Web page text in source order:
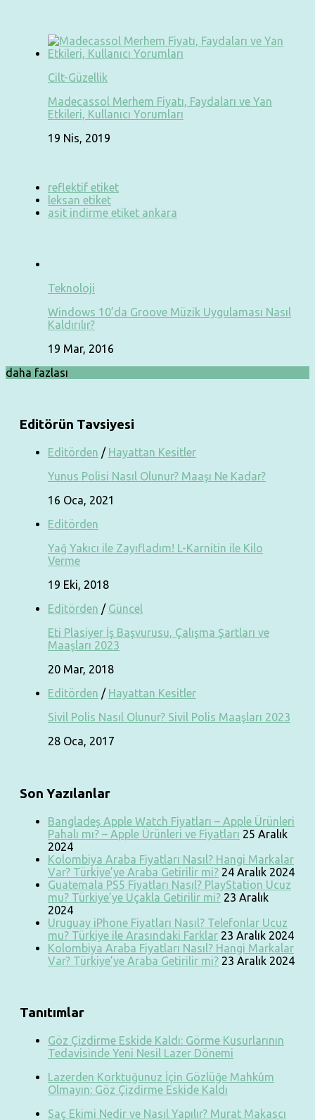
Cilt-Güzellik
Madecassol Merhem Fiyatı, Faydaları ve Yan
Etkileri, Kullanıcı Yorumları
19 Nis, 2019
reflektif etiket
leksan etiket
asit indirme etiket ankara
Teknoloji
Windows 10’da Groove Müzik Uygulaması Nasıl
Kaldırılır?
19 Mar, 2016
daha fazlası
Editörün Tavsiyesi
Editörden / Hayattan Kesitler
Yunus Polisi Nasıl Olunur? Maaşı Ne Kadar?
16 Oca, 2021
Editörden
Yağ Yakıcı ile Zayıfladım! L-Karnitin ile Kilo
Verme
19 Eki, 2018
Editörden / Güncel
Eti Plasiyer İş Başvurusu, Çalışma Şartları ve
Maaşları 2023
20 Mar, 2018
Editörden / Hayattan Kesitler
Sivil Polis Nasıl Olunur? Sivil Polis Maaşları 2023
28 Oca, 2017
Son Yazılanlar
Bangladeş Apple Watch Fiyatları – Apple Ürünleri
Pahalı mı? – Apple Ürünleri ve Fiyatları 25 Aralık
2024
Kolombiya Araba Fiyatları Nasıl? Hangi Markalar
Var? Türkiye’ye Araba Getirilir mi? 24 Aralık 2024
Guatemala PS5 Fiyatları Nasıl? PlayStation Ucuz
mu? Türkiye’ye Uçakla Getirilir mi? 23 Aralık
2024
Uruguay iPhone Fiyatları Nasıl? Telefonlar Ucuz
mu? Türkiye ile Arasındaki Farklar 23 Aralık 2024
Kolombiya Araba Fiyatları Nasıl? Hangi Markalar
Var? Türkiye’ye Araba Getirilir mi? 23 Aralık 2024
Tanıtımlar
Göz Çizdirme Eskide Kaldı: Görme Kusurlarının
Tedavisinde Yeni Nesil Lazer Dönemi
Lazerden Korktuğunuz İçin Gözlüğe Mahkûm
Olmayın: Göz Çizdirme Eskide Kaldı
Saç Ekimi Nedir ve Nasıl Yapılır? Murat Makascı